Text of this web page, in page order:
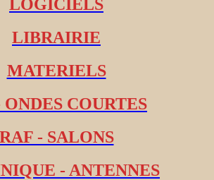
LOGICIELS
LIBRAIRIE
MATERIELS
ONDES COURTES
RAF - SALONS
- ANTENNES